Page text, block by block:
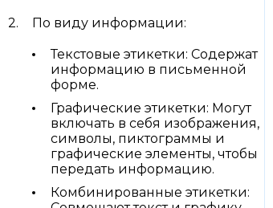
По виду информации:
Текстовые этикетки: Содержат
информацию в письменной
форме.
Графические этикетки: Могут
включать в себя изображения,
символы, пиктограммы и
графические элементы, чтобы
передать информацию.
Комбинированные этикетки: